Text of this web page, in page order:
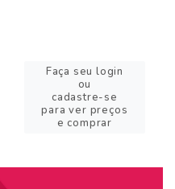
Faça seu login
ou
cadastre-se
para ver preços
e comprar